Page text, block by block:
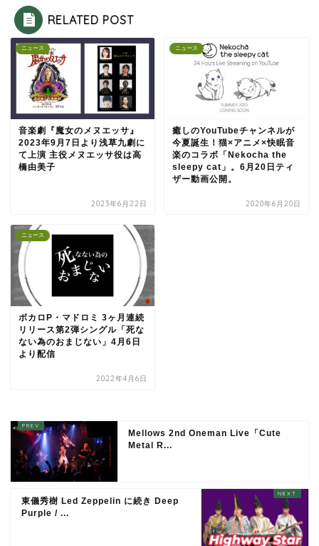
RELATED POST
ニュース
音楽劇『魔女のメヌエッサ』
2023年9月7日より浅草九劇に
て上演 主役メヌエッサ役は高
橋由美子
2023年6月22日
ニュース
癒しのYouTubeチャンネルが
今夏誕生！猫×アニメ×快眠音
楽のコラボ「Nekocha the
sleepy cat」。6月20日ティ
ザー動画公開。
2020年6月20日
ニュース
ボカロP・マドロミ 3ヶ月連続
リリース第2弾シングル「死な
ない為のおまじない」4月6日
より配信
2022年4月6日
Mellows 2nd Oneman Live「Cute
Metal R...
東儀秀樹 Led Zeppelin に続き Deep
Purple / ...